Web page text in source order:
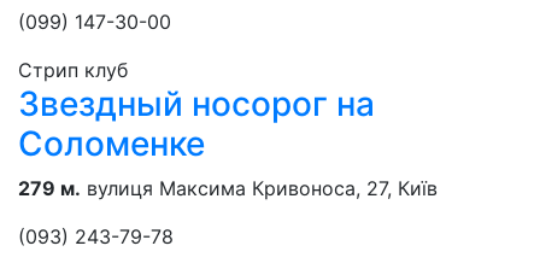
(099) 147-30-00
Стрип клуб
Звездный носорог на
Соломенке
279 м. вулиця Максима Кривоноса, 27, Київ
(093) 243-79-78